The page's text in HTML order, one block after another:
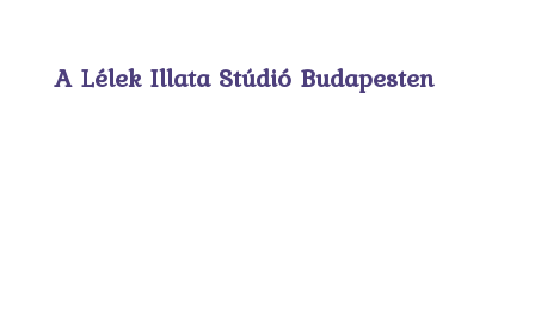
A Lélek Illata Stúdió Budapesten